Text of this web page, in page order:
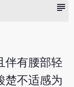
subject
伴有腰部轻
楚不适感为